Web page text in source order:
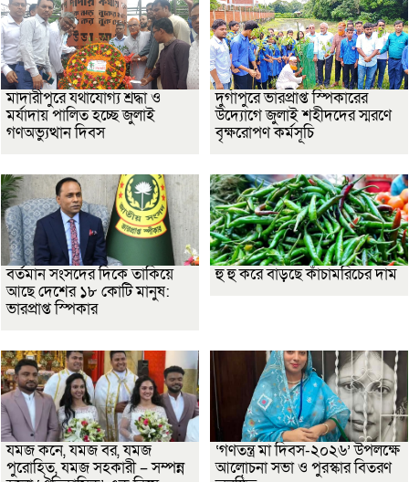
মাদারীপুরে যথাযোগ্য শ্রদ্ধা ও
মর্যাদায় পালিত হচ্ছে জুলাই
গণঅভ্যুত্থান দিবস
দুর্গাপুরে ভারপ্রাপ্ত স্পিকারের
উদ্যোগে জুলাই শহীদদের স্মরণে
বৃক্ষরোপণ কর্মসূচি
বর্তমান সংসদের দিকে তাকিয়ে
আছে দেশের ১৮ কোটি মানুষ:
ভারপ্রাপ্ত স্পিকার
হু হু করে বাড়ছে কাঁচামরিচের দাম
যমজ কনে, যমজ বর, যমজ
পুরোহিত, যমজ সহকারী – সম্পন্ন
‘গণতন্ত্র মা দিবস-২০২৬’ উপলক্ষে
আলোচনা সভা ও পুরস্কার বিতরণ